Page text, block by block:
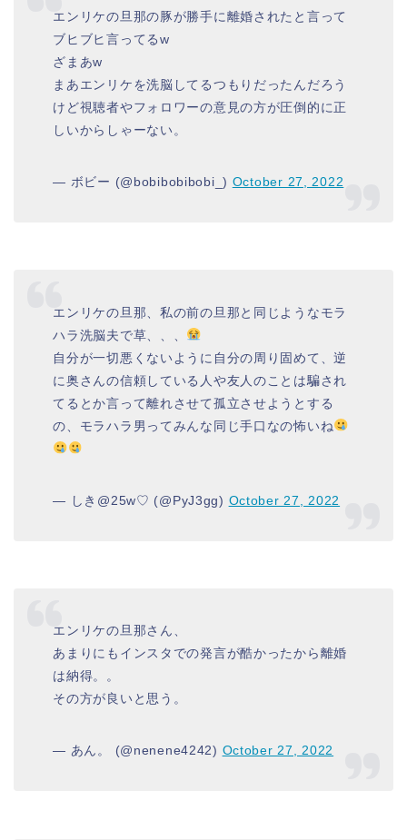
エンリケの旦那の豚が勝手に離婚されたと言って
ブヒブヒ言ってるw
ざまあw
まあエンリケを洗脳してるつもりだったんだろう
けど視聴者やフォロワーの意見の方が圧倒的に正
しいからしゃーない。
— ボビー (@bobibobibobi_) October 27, 2022
エンリケの旦那、私の前の旦那と同じようなモラ
ハラ洗脳夫で草、、、
自分が一切悪くないように自分の周り固めて、逆
に奥さんの信頼している人や友人のことは騙され
てるとか言って離れさせて孤立させようとする
の、モラハラ男ってみんな同じ手口なの怖いね
— しき@25w♡ (@PyJ3gg) October 27, 2022
エンリケの旦那さん、
あまりにもインスタでの発言が酷かったから離婚
は納得。。
その方が良いと思う。
— あん。 (@nenene4242) October 27, 2022